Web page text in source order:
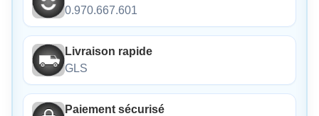
0.970.667.601
Livraison rapide
GLS
Paiement sécurisé